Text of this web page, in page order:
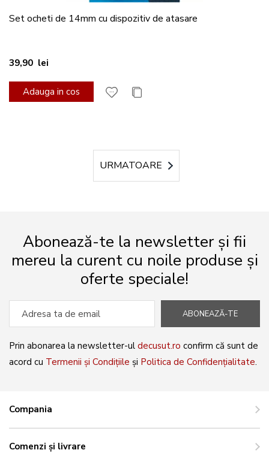
Set ocheti de 14mm cu dispozitiv de atasare
39,90 lei
Adauga in cos
URMATOARE
Abonează-te la newsletter și fii
mereu la curent cu noile produse și
oferte speciale!
ABONEAZĂ-TE
Prin abonarea la newsletter-ul decusut.ro confirm că sunt de
acord cu Termenii și Condițiile și Politica de Confidențialitate.
Compania
Comenzi și livrare